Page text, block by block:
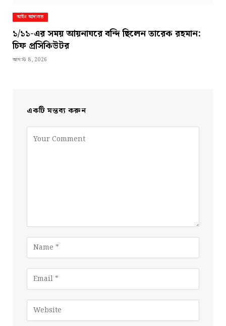
আইন আদালত
১/১১-এর সময় আয়নাঘরে বন্দি ছিলেন তারেক রহমান:
চিফ প্রসিকিউটর
আগস্ট 8, 2026
একটি মন্তব্য করুন